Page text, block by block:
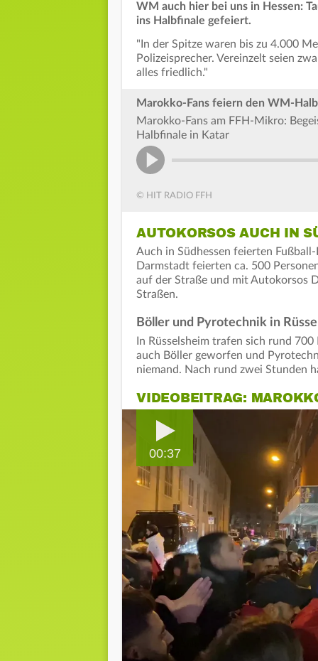
WM auch hier bei uns in Hessen:
ins Halbfinale gefeiert.
"In der Spitze waren bis zu 4.000
Polizeisprecher. Vereinzelt seien
alles friedlich."
Marokko-Fans feiern den WM-
Marokko-Fans am FFH-Mikro:
Halbfinale in Katar
© HIT RADIO FFH
AUTOKORSOS AUCH IN
Auch in Südhessen feierten
Darmstadt feierten ca. 500
auf der Straße und mit Autokorsos
Straßen.
Böller und Pyrotechnik in
In Rüsselsheim trafen sich rund
auch Böller geworfen und
niemand. Nach rund zwei Stunden
VIDEOBEITRAG:
00:37